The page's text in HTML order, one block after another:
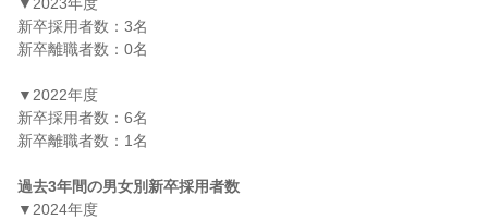
新卒採用者数：3名
新卒離職者数：0名
▼2022年度
新卒採用者数：6名
新卒離職者数：1名
過去3年間の男女別新卒採用者数
▼2024年度